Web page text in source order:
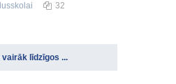
32
vairāk līdzīgos ...